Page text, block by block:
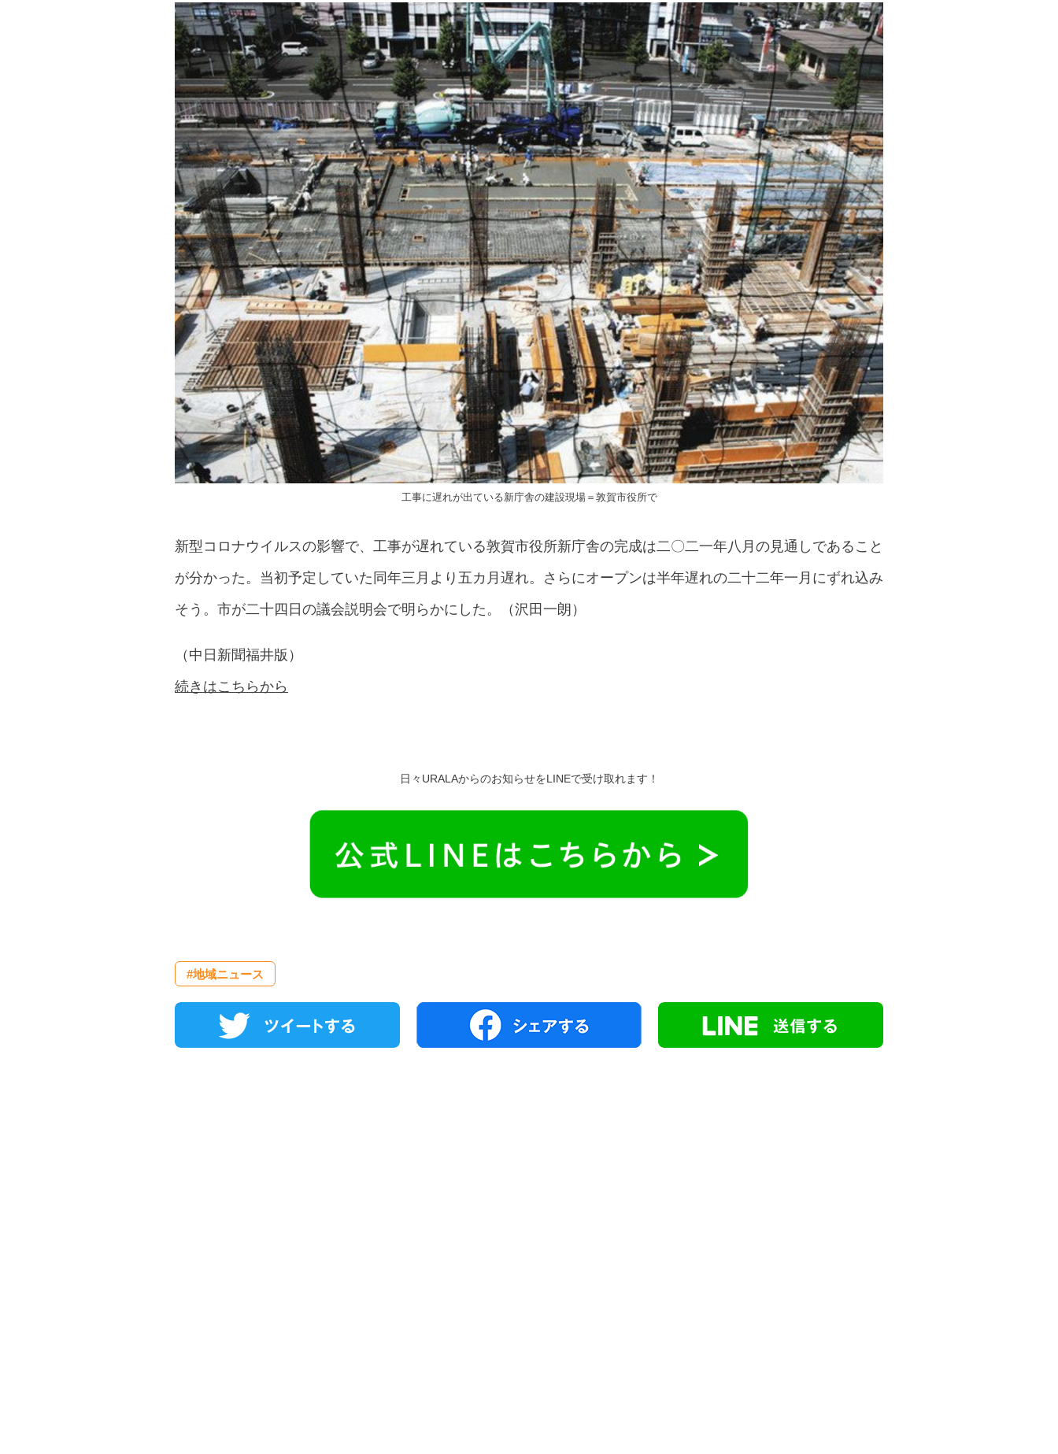
工事に遅れが出ている新庁舎の建設現場＝敦賀市役所で
新型コロナウイルスの影響で、工事が遅れている敦賀市役所新庁舎の完成は二〇二一年八月の見通しであること
が分かった。当初予定していた同年三月より五カ月遅れ。さらにオープンは半年遅れの二十二年一月にずれ込み
そう。市が二十四日の議会説明会で明らかにした。（沢田一朗）
（中日新聞福井版）
続きはこちらから
日々URALAからのお知らせをLINEで受け取れます！
#地域ニュース